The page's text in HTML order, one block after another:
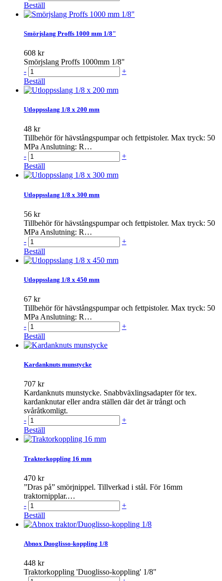
Beställ
Smörjslang Proffs 1000 mm 1/8"
608 kr
Smörjslang Proffs 1000mm 1/8"
-
+
Beställ
Utloppsslang 1/8 x 200 mm
48 kr
Tillbehör för hävstångspumpar och fettpistoler. Max tryck: 50
MPa Anslutning: R…
-
+
Beställ
Utloppsslang 1/8 x 300 mm
56 kr
Tillbehör för hävstångspumpar och fettpistoler. Max tryck: 50
MPa Anslutning: R…
-
+
Beställ
Utloppsslang 1/8 x 450 mm
67 kr
Tillbehör för hävstångspumpar och fettpistoler. Max tryck: 50
MPa Anslutning: R…
-
+
Beställ
Kardanknuts munstycke
707 kr
Kardanknuts munstycke. Snabbväxlingsadapter för tex.
kardanknutar eller andra ställen där det är trångt och
svåråtkomligt.
-
+
Beställ
Traktorkoppling 16 mm
470 kr
”Dras på” smörjnippel. Tillverkad i stål. För 16mm
traktornipplar.…
-
+
Beställ
Abnox Duoglisso-koppling 1/8
448 kr
Traktorkoppling 'Duoglisso-koppling' 1/8"